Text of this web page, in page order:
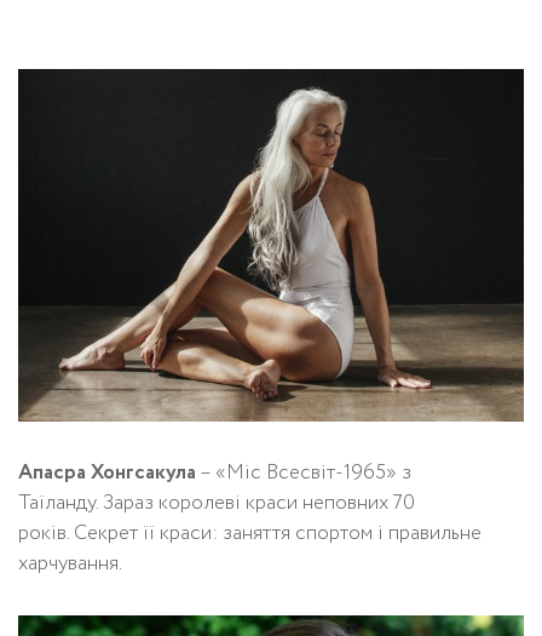
Апасра Хонгсакула – «Міс Всесвіт-1965» з
Таїланду. Зараз королеві краси неповних 70
років. Секрет її краси: заняття спортом і правильне
харчування.